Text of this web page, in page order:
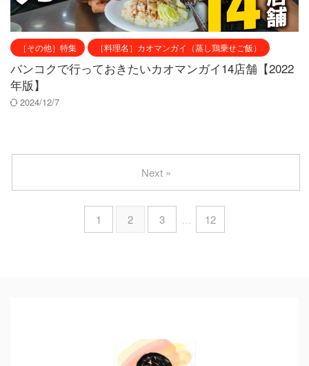
［その他］特集 ［料理名］カオマンガイ（蒸し鶏乗せご飯）
バンコクで行っておきたいカオマンガイ14店舗【2022
年版】
2024/12/7
1 2 3 … 12
Next »